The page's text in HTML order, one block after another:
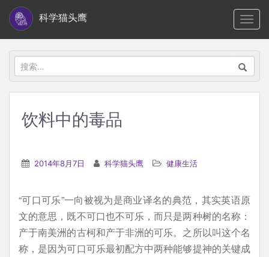
i
科学猫头鹰
搜
索：
饮料中的毒品
2014年8月7日 科学猫头鹰 健康生活
“可口可乐”一向被视为是商业译名的典范，其实英语原
文的意思，既不可口也不可乐，而只是两种树的名称：
产于南美洲的古柯和产于非洲的可乐。之所以叫这个名
称，是因为可口可乐最初配方中两种能够提神的关键成